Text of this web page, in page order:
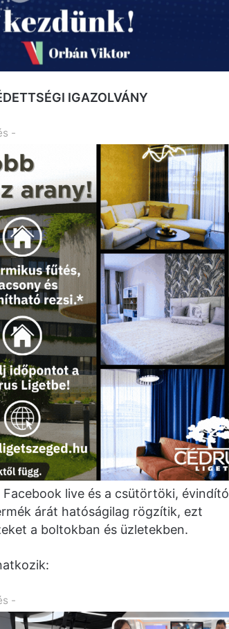
IGAZOLVÁNY
-
live és a csütörtöki, évindító
árát hatóságilag rögzítik, ezt
a boltokban és üzletekben.
-